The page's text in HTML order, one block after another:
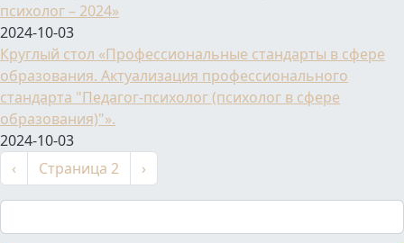
психолог – 2024»
2024-10-03
Круглый стол «Профессиональные стандарты в сфере
образования. Актуализация профессионального
стандарта "Педагог-психолог (психолог в сфере
образования)"».
2024-10-03
Нумерация страниц
←‹ Страница 2 Следующая страница
›
Поиск